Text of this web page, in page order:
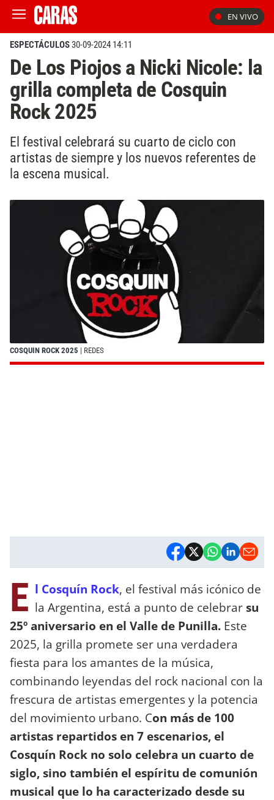
EN VIVO
ESPECTÁCULOS30-09-2024 14:11
De Los Piojos a Nicki Nicole: la
grilla completa de Cosquin
Rock 2025
El festival celebrará su cuarto de ciclo con
artistas de siempre y los nuevos referentes de
la escena musical.
COSQUIN ROCK 2025 | REDES
E l Cosquín Rock, el festival más icónico de
la Argentina, está a punto de celebrarsu
25º aniversario en el Valle de Punilla. Este
2025, la grilla promete ser una verdadera
fiesta para los amantes de la música,
combinando leyendas del rock nacional con la
frescura de artistas emergentes y la potencia
del movimiento urbano. Con más de 100
artistas repartidos en 7 escenarios, el
Cosquín Rock no solo celebra un cuarto de
siglo, sino también el espíritu de comunión
musical que lo ha caracterizado desde su